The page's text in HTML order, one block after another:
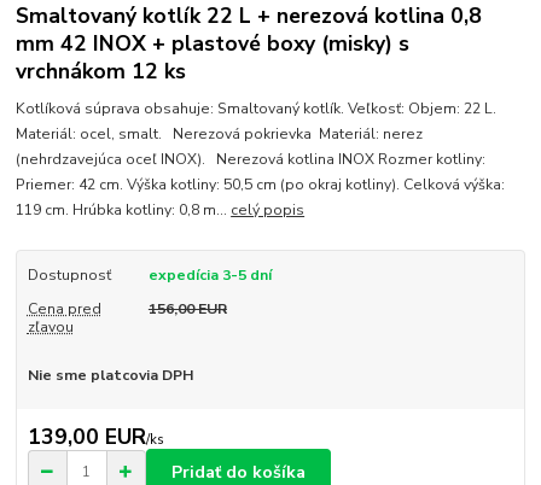
Smaltovaný kotlík 22 L + nerezová kotlina 0,8
mm 42 INOX + plastové boxy (misky) s
vrchnákom 12 ks
Kotlíková súprava obsahuje: Smaltovaný kotlík. Veľkosť: Objem: 22 L.
Materiál: ocel, smalt. Nerezová pokrievka Materiál: nerez
(nehrdzavejúca oceľ INOX). Nerezová kotlina INOX Rozmer kotliny:
Priemer: 42 cm. Výška kotliny: 50,5 cm (po okraj kotliny). Celková výška:
119 cm. Hrúbka kotliny: 0,8 m... celý popis
Dostupnosť
expedícia 3-5 dní
Cena pred
zľavou
156,00 EUR
Nie sme platcovia DPH
139,00 EUR/ks
Pridať do košíka